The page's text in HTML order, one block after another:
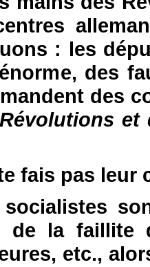
: les
des
des
et
fais pas leur
socialistes
de la
etc.,